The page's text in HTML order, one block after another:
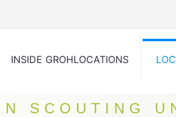
INSIDE GROHLOCATIONS
SCOUTING